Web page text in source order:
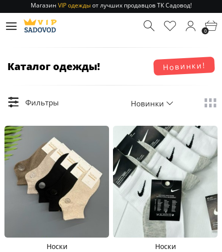
Отправление заказа 1-3 дняпо РФ и МСК!
Магазин
от лучших продавцов ТК Садовод!
0
Новинки!
Каталог одежды!
Фильтры Новинки
Носки Носки